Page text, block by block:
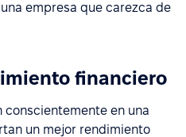
empresa que carezca de
financiero
conscientemente en una
un mejor rendimiento